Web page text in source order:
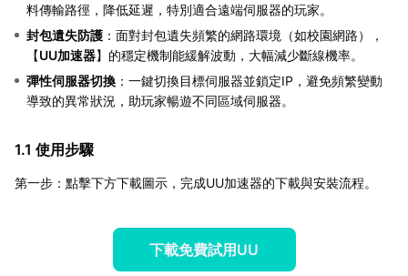
料傳輸路徑，降低延遲，特別適合遠端伺服器的玩家。
封包遺失防護 ：面對封包遺失頻繁的網路環境（如校園網路），
【UU加速器】的穩定機制能緩解波動，大幅減少斷線機率。
彈性伺服器切換 ：一鍵切換目標伺服器並鎖定IP，避免頻繁變動
導致的異常狀況，助玩家暢遊不同區域伺服器。
1.1 使用步驟
第一步：點擊下方下載圖示，完成UU加速器的下載與安裝流程。
下載免費試用UU